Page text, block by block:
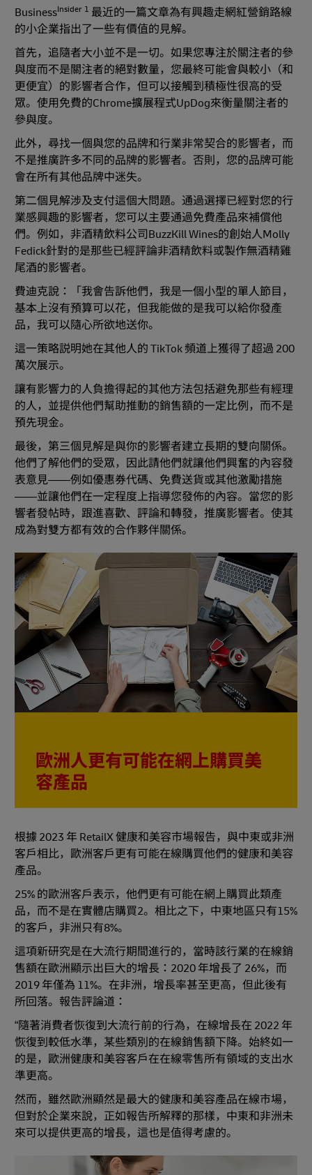
BusinessInsider 1 最近的一篇文章為有興趣走網紅營銷路線
的小企業指出了一些有價值的見解。
首先，追隨者大小並不是一切。如果您專注於關注者的參
與度而不是關注者的絕對數量，您最終可能會與較小（和
更便宜）的影響者合作，但可以接觸到積極性很高的受
眾。使用免費的Chrome擴展程式UpDog來衡量關注者的
參與度。
此外，尋找一個與您的品牌和行業非常契合的影響者，而
不是推廣許多不同的品牌的影響者。否則，您的品牌可能
會在所有其他品牌中迷失。
第二個見解涉及支付這個大問題。通過選擇已經對您的行
業感興趣的影響者，您可以主要通過免費產品來補償他
們。例如，非酒精飲料公司BuzzKill Wines的創始人Molly
Fedick針對的是那些已經評論非酒精飲料或製作無酒精雞
尾酒的影響者。
費迪克說：「我會告訴他們，我是一個小型的單人節目，
基本上沒有預算可以花，但我能做的是我可以給你發產
品，我可以隨心所欲地送你。
這一策略説明她在其他人的 TikTok 頻道上獲得了超過 200
萬次展示。
讓有影響力的人負擔得起的其他方法包括避免那些有經理
的人，並提供他們幫助推動的銷售額的一定比例，而不是
預先現金。
最後，第三個見解是與你的影響者建立長期的雙向關係。
他們了解他們的受眾，因此請他們就讓他們興奮的內容發
表意見——例如優惠券代碼、免費送貨或其他激勵措施
——並讓他們在一定程度上指導您發佈的內容。當您的影
響者發帖時，跟進喜歡、評論和轉發，推廣影響者。使其
成為對雙方都有效的合作夥伴關係。
歐洲人更有可能在網上購買美
容產品
根據 2023 年 RetailX 健康和美容市場報告，與中東或非洲
客戶相比，歐洲客戶更有可能在線購買他們的健康和美容
產品。
25% 的歐洲客戶表示，他們更有可能在網上購買此類產
品，而不是在實體店購買2。相比之下，中東地區只有15%
的客戶，非洲只有8%。
這項新研究是在大流行期間進行的，當時該行業的在線銷
售額在歐洲顯示出巨大的增長：2020 年增長了 26%，而
2019 年僅為 11%。在非洲，增長率甚至更高，但此後有
所回落。報告評論道：
“隨著消費者恢復到大流行前的行為，在線增長在 2022 年
恢復到較低水準，某些類別的在線銷售額下降。始終如一
的是，歐洲健康和美容客戶在在線零售所有領域的支出水
準更高。
然而，雖然歐洲顯然是最大的健康和美容產品在線市場，
但對於企業來說，正如報告所解釋的那樣，中東和非洲未
來可以提供更高的增長，這也是值得考慮的。